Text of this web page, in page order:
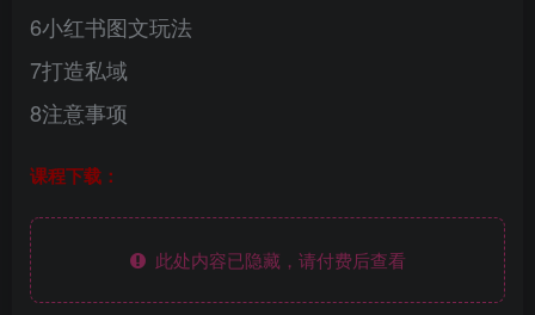
6小红书图文玩法
7打造私域
8注意事项
课程下载：
此处内容已隐藏，请付费后查看